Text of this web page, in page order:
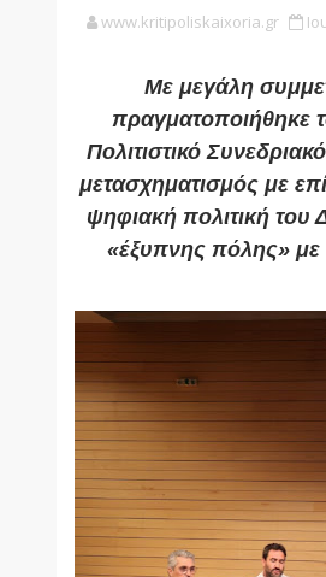
www.kritipoliskaixoria.gr
Με μεγάλη
πραγματοποιήθηκε
Πολιτιστικό
μετασχηματισμός με
ψηφιακή πολιτική
«έξυπνης πόλης» με